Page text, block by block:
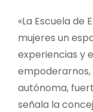
«La Escuela
mujeres un
experiencias y
empoderarnos,
autónoma,
señala la